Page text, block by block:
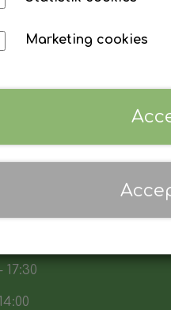
- 17:30
17:30
Marketing cookies